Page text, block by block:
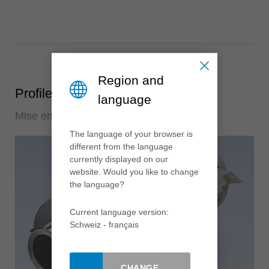
Profiler
Mise en forme de la pièce
Region and
language
The language of your browser is
different from the language
currently displayed on our
website. Would you like to change
the language?
Current language version:
Schweiz - français